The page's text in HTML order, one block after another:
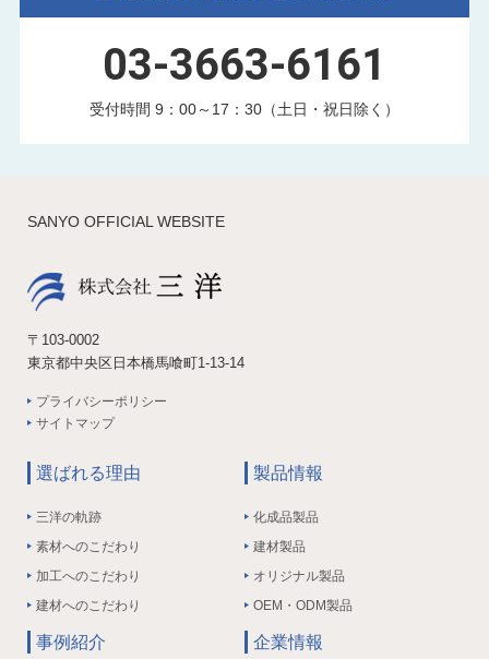
03-3663-6161
受付時間 9：00～17：30（土日・祝日除く）
SANYO OFFICIAL WEBSITE
〒103-0002
東京都中央区日本橋馬喰町1-13-14
プライバシーポリシー
サイトマップ
選ばれる理由
三洋の軌跡
素材へのこだわり
加工へのこだわり
建材へのこだわり
製品情報
化成品製品
建材製品
オリジナル製品
OEM・ODM製品
事例紹介 企業情報